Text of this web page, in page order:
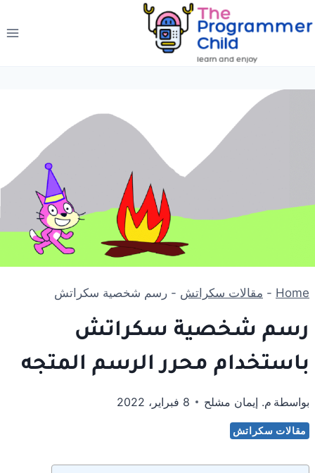
إلى
Home
- مقالات سكراتش - رسم شخصية سكراتش
رسم شخصية سكراتش
باستخدام محرر الرسم المتجه
بواسطة م. إيمان مشلح 8 فبراير، 2022
مقالات سكراتش